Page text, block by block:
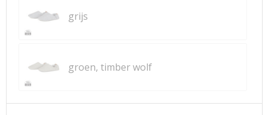
grijs
groen, timber wolf